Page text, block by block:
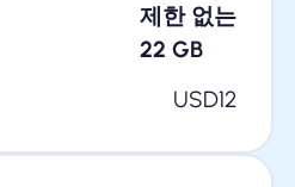
제한 없는
22 GB
USD12